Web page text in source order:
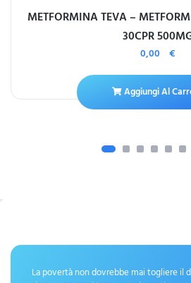
METFORMINA TEVA –
30CPR
0,00 €
Aggiungi Al
La povertà non dovrebbe mai togliere il